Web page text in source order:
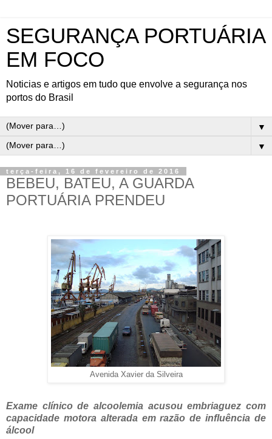
SEGURANÇA PORTUÁRIA
EM FOCO
Noticias e artigos em tudo que envolve a segurança nos
portos do Brasil
▼
▼
terça-feira, 16 de fevereiro de 2016
BEBEU, BATEU, A GUARDA
PORTUÁRIA PRENDEU
Avenida Xavier da Silveira
Exame clínico de alcoolemia acusou embriaguez com
capacidade motora alterada em razão de influência de
álcool